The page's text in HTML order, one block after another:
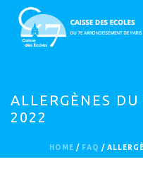
ALLERGÈNES
2022
HOME / FAQ /